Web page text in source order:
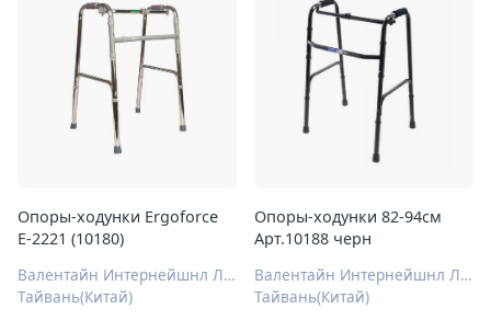
Опоры-ходунки Ergoforce
Е-2221 (10180)
Валентайн Интернейшнл Лтд.
Тайвань(Китай)
Опоры-ходунки 82-94см
Арт.10188 черн
Валентайн Интернейшнл Лтд.
Тайвань(Китай)